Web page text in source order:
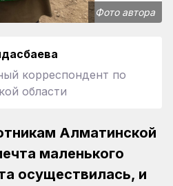
Фото автора
корреспондент по
области
Алматинской
маленького
осуществилась, и